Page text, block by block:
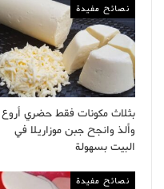
نصائح مفيدة
بثلاث مكونات فقط حضري أروع
وألذ وانجح جبن موزاريلا في
البيت بسهولة
نصائح مفيدة